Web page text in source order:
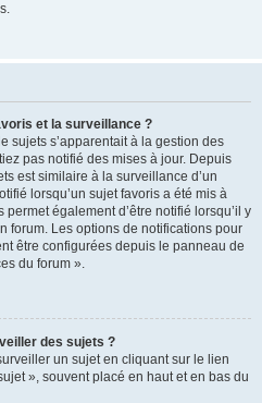
et la surveillance ?
sujets s’apparentait à la gestion des
pas notifié des mises à jour. Depuis
est similaire à la surveillance d’un
lorsqu’un sujet favoris a été mis à
également d’être notifié lorsqu’il y
forum. Les options de notifications pour
être configurées depuis le panneau de
du forum ».
des sujets ?
un sujet en cliquant sur le lien
», souvent placé en haut et en bas du